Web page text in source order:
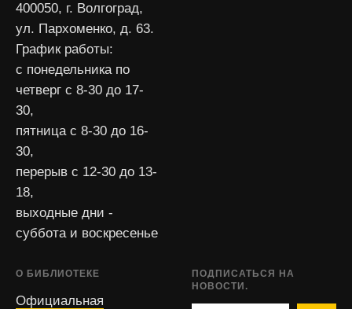
400050, г. Волгоград,
ул. Пархоменко, д. 63.
График работы:
с понедельника по
четверг с 8-30 до 17-
30,
пятница с 8-30 до 16-
30,
перерыв с 12-30 до 13-
18,
выходные дни -
суббота и воскресенье
О БИБЛИОТЕКЕ
Официальная
ПОДПИСАТЬСЯ НА
НОВОСТИ.